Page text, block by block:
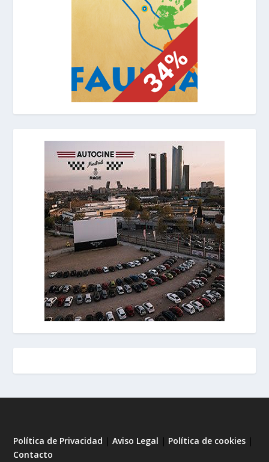
Política de Privacidad |Aviso Legal | Política de cookies |
Contacto